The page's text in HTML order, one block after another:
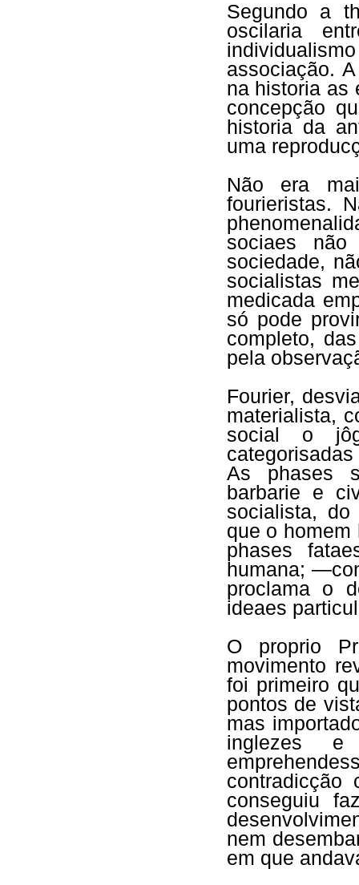
Segundo a
oscilaria
associação.
na historia as
concepção
historia da
uma
Não era
fourieristas.
sociaes
sociedade,
socialistas
medicada
só pode
completo,
pela
Fourier,
materialista,
social o
As phases
barbarie e
socialista,
que o
phases
humana;
proclama o
ideaes
O proprio
movimento
foi primeiro
pontos de
mas
inglezes
conseguiu
nem
em que